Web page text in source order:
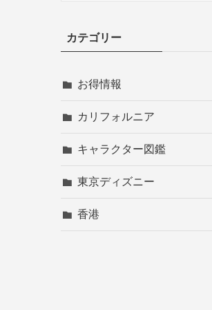
カテゴリー
お得情報
カリフォルニア
キャラクター図鑑
東京ディズニー
香港